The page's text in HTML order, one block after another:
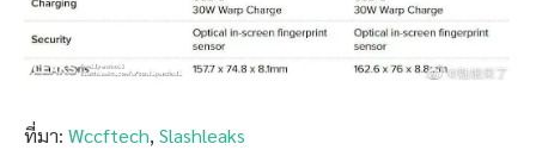
ที่มา: Wccftech,Slashleaks